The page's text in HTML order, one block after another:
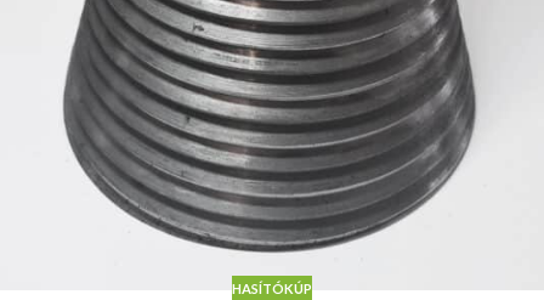
HASÍTÓKÚP